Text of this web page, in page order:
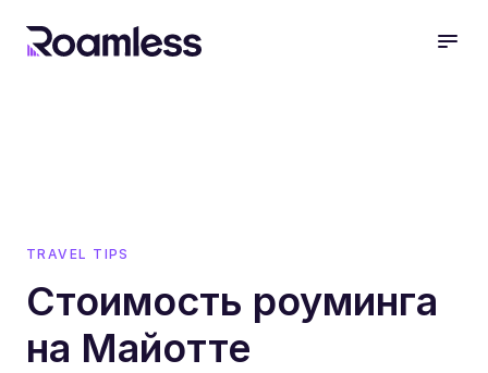
TRAVEL TIPS
Стоимость роуминга
на Майотте